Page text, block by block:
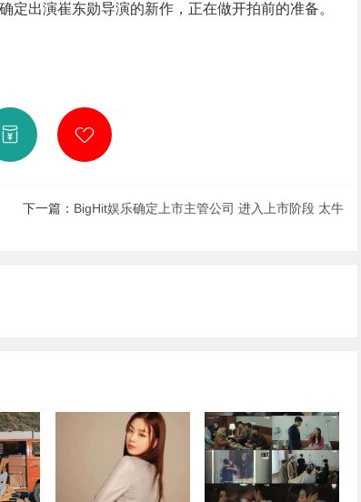
出演崔东勋导演的新作，正在做开拍前的准备。
下一篇： BigHit娱乐确定上市主管公司 进入上市阶段 太牛